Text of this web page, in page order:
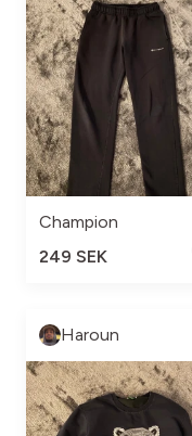
Champion
249 SEK
Haroun